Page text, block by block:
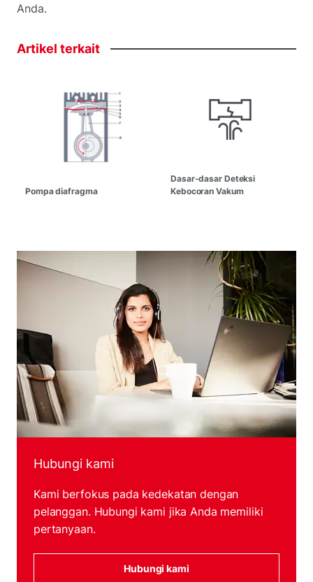
Anda.
Artikel terkait
Pompa diafragma
Dasar-dasar Deteksi
Kebocoran Vakum
Hubungi kami
Kami berfokus pada kedekatan dengan
pelanggan. Hubungi kami jika Anda memiliki
pertanyaan.
Hubungi kami